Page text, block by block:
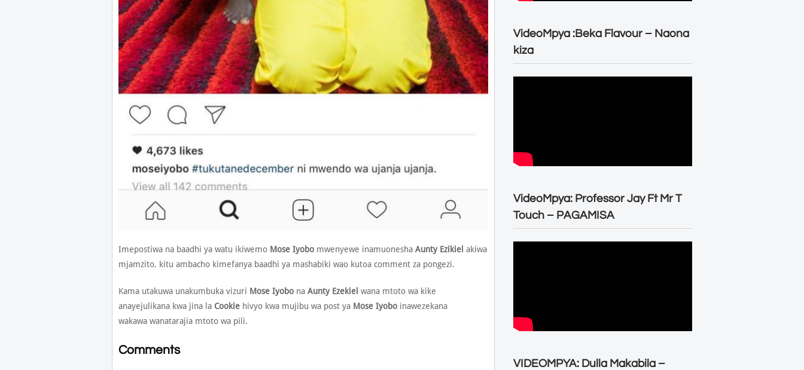
Imepostiwa na baadhi ya watu ikiwemo Mose Iyobomwenyewe inamuonesha Aunty Ezikiel akiwa
mjamzito, kitu ambacho kimefanya baadhi ya mashabiki wao kutoa comment za pongezi.
Kama utakuwa unakumbuka vizuri Mose Iyobona Aunty Ezekiel wana mtoto wa kike
anayejulikana kwa jina la Cookiehivyo kwa mujibu wa post ya Mose Iyoboinawezekana
wakawa wanatarajia mtoto wa pili.
Comments
VideoMpya :Beka Flavour – Naona
kiza
VideoMpya: Professor Jay Ft Mr T
Touch – PAGAMISA
VIDEOMPYA: Dulla Makabila –